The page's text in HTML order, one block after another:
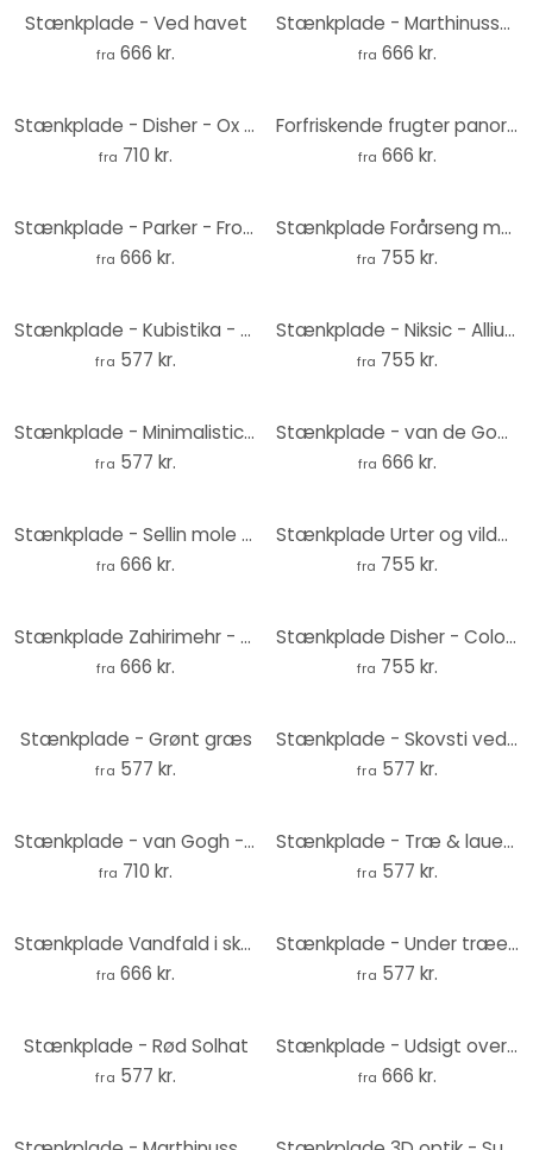
Stænkplade - Ved havet
fra 666 kr.
Stænkplade - Marthinussen - Burning Water
fra 666 kr.
Stænkplade - Disher - Ox eye Daisies
fra 710 kr.
Forfriskende frugter panorama - Stænkplade
fra 666 kr.
Stænkplade - Parker - Frozen flower
fra 666 kr.
Stænkplade Forårseng med sommerfugle - UN Designs
fra 755 kr.
Stænkplade - Kubistika - Gylden bregne
fra 577 kr.
Stænkplade - Niksic - Allium Purpur - Panorama
fra 755 kr.
Stænkplade - Minimalistic Poppies
fra 577 kr.
Stænkplade - van de Goor - Efterår
fra 666 kr.
Stænkplade - Sellin mole - AluDibond
fra 666 kr.
Stænkplade Urter og vilde blomster - UN Designs
fra 755 kr.
Stænkplade Zahirimehr - Fortælling om en vanddråbe
fra 666 kr.
Stænkplade Disher - Colourful Poppies
fra 755 kr.
Stænkplade - Grønt græs
fra 577 kr.
Stænkplade - Skovsti ved floden
fra 577 kr.
Stænkplade - van Gogh - Mandelblomst okker - panorama
fra 710 kr.
Stænkplade - Træ & lauerbærkrans + ønsketekst
fra 577 kr.
Stænkplade Vandfald i skoven
fra 666 kr.
Stænkplade - Under træerne
fra 577 kr.
Stænkplade - Rød Solhat
fra 577 kr.
Stænkplade - Udsigt over sø - Panorama
fra 666 kr.